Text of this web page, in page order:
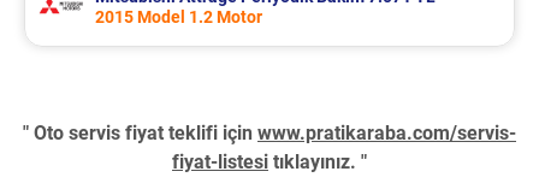
2015 Model 1.2 Motor
" Oto servis fiyat teklifi için www.pratikaraba.com/servis-
fiyat-listesi tıklayınız. "